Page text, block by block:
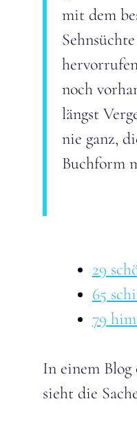
mit dem
noch
längst
nie ganz,
Buchform
29
65
79
In einem
sieht die